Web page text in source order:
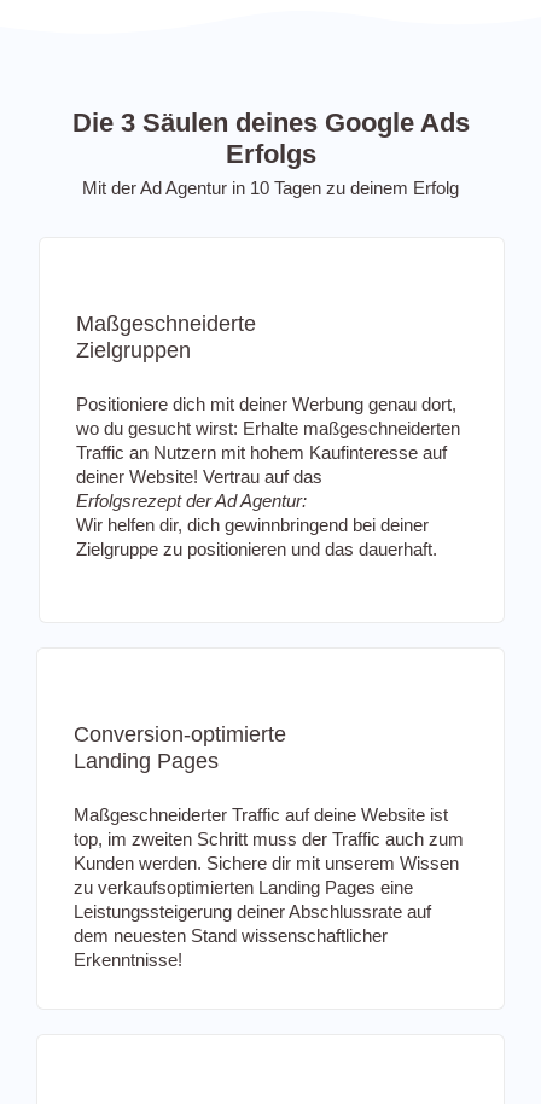
Die 3 Säulen deines Google Ads
Erfolgs
Mit der Ad Agentur in 10 Tagen zu deinem Erfolg
Maßgeschneiderte
Zielgruppen
Positioniere dich mit deiner Werbung genau dort,
wo du gesucht wirst: Erhalte maßgeschneiderten
Traffic an Nutzern mit hohem Kaufinteresse auf
deiner Website! Vertrau auf das
Erfolgsrezept der Ad Agentur:
Wir helfen dir, dich gewinnbringend bei deiner
Zielgruppe zu positionieren und das dauerhaft.
Conversion-optimierte
Landing Pages
Maßgeschneiderter Traffic auf deine Website ist
top, im zweiten Schritt muss der Traffic auch zum
Kunden werden. Sichere dir mit unserem Wissen
zu verkaufsoptimierten Landing Pages eine
Leistungssteigerung deiner Abschlussrate auf
dem neuesten Stand wissenschaftlicher
Erkenntnisse!